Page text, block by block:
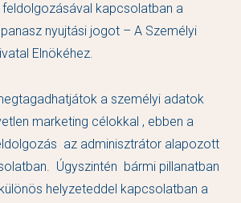
kapcsolatban a
nyujtási jogot – A Személyi
Elnökéhez.
a személyi adatok
marketing célokkal , ebben a
az adminisztrátor alapozott
Úgyszintén bármi pillanatban
helyzeteddel kapcsolatban a